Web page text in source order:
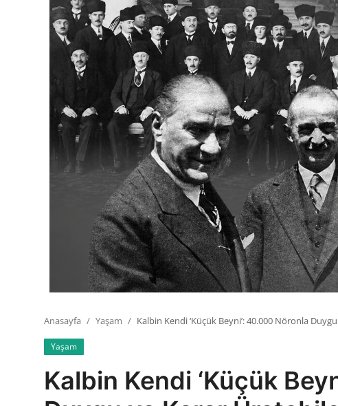
Siyasi Partiler
Mülki İdare
Toplum ve Yaşam
Sivil Toplum Kuruluşları
Kamu Kurumları ve Üst Kurullar
Anasayfa Yaşam Kalbin Kendi ‘Küçük Beyni’: 40.000 Nöronla
Yaşam
Kalbin Kendi ‘Küçük